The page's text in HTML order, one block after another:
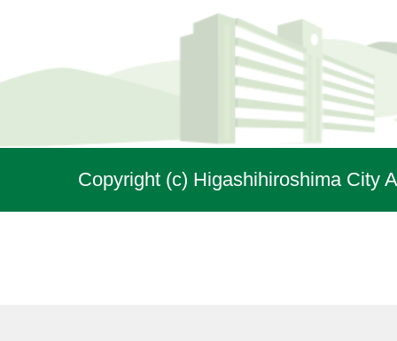
Copyright (c) Higashihiroshima City